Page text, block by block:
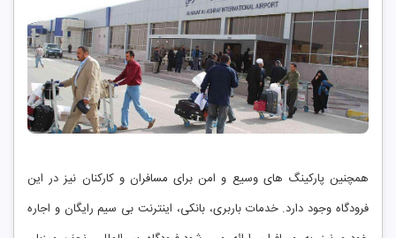
همچنین پارکینگ‌ های وسیع و امن برای مسافران و کارکنان نیز در این
فرودگاه وجود دارد. خدمات باربری، بانکی، اینترنت بی ‌سیم رایگان و اجاره